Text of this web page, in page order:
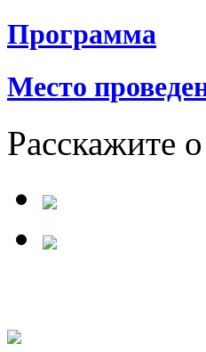
Программа
Место
Расскажите